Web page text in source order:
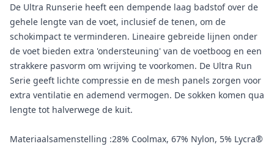
De Ultra Runserie heeft een dempende laag badstof over de
gehele lengte van de voet, inclusief de tenen, om de
schokimpact te verminderen. Lineaire gebreide lijnen onder
de voet bieden extra 'ondersteuning' van de voetboog en een
strakkere pasvorm om wrijving te voorkomen. De Ultra Run
Serie geeft lichte compressie en de mesh panels zorgen voor
extra ventilatie en ademend vermogen. De sokken komen qua
lengte tot halverwege de kuit.
Materiaalsamenstelling :28% Coolmax, 67% Nylon, 5% Lycra®